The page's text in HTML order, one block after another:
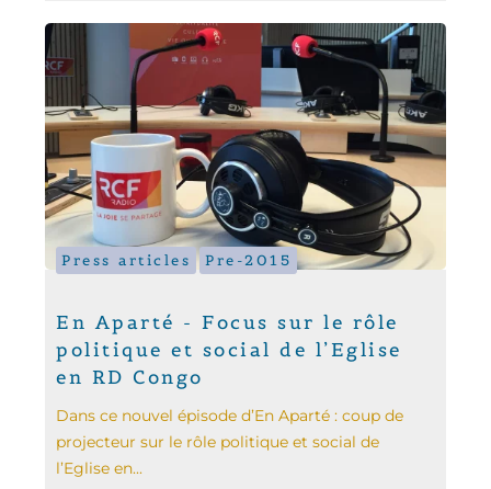
Press articles Pre-2015
En Aparté - Focus sur le rôle
politique et social de l’Eglise
en RD Congo
Dans ce nouvel épisode d’En Aparté : coup de
projecteur sur le rôle politique et social de
l’Eglise en...